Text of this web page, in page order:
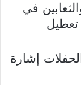
في
تعطيل
إشارة